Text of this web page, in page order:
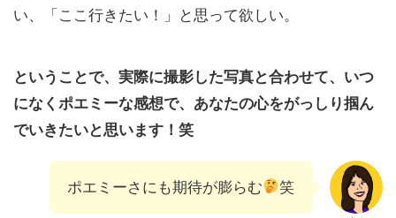
い、「ここ行きたい！」と思って欲しい。
ということで、実際に撮影した写真と合わせて、いつ
になくポエミーな感想で、あなたの心をがっしり掴ん
でいきたいと思います！笑
ポエミーさにも期待が膨らむ 笑